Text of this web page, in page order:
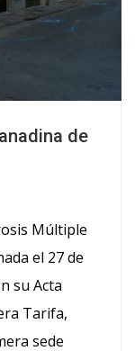
de
Múltiple
el 27 de
su Acta
Tarifa,
sede